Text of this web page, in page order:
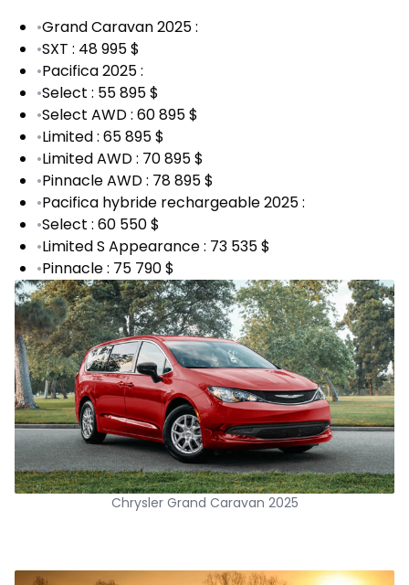
•Grand Caravan 2025 :
•SXT : 48 995 $
•Pacifica 2025 :
•Select : 55 895 $
•Select AWD : 60 895 $
•Limited : 65 895 $
•Limited AWD : 70 895 $
•Pinnacle AWD : 78 895 $
•Pacifica hybride rechargeable 2025 :
•Select : 60 550 $
•Limited S Appearance : 73 535 $
•Pinnacle : 75 790 $
Chrysler Grand Caravan 2025